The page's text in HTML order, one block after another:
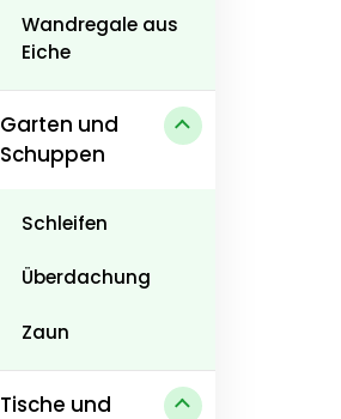
Wandregale aus
Eiche
Garten und
Schuppen
Schleifen
Überdachung
Zaun
Tische und